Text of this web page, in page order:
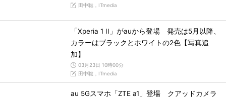
田中聡，ITmedia
「Xperia 1 II」がauから登場 発売は5月以降、
カラーはブラックとホワイトの2色【写真追
加】
03月23日 10時00分
田中聡，ITmedia
au 5Gスマホ「ZTE a1」登場 クアッドカメラ